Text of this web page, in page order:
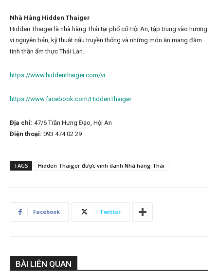
Nhà Hàng Hidden Thaiger
Hidden Thaiger là nhà hàng Thái tại phố cổ Hội An, tập trung vào hương
vị nguyên bản, kỹ thuật nấu truyền thống và những món ăn mang đậm
tinh thần ẩm thực Thái Lan.
https://www.hiddenthaiger.com/vi
https://www.facebook.com/HiddenThaiger
Địa chỉ: 47/6 Trần Hưng Đạo, Hội An
Điện thoại: 093 474 02 29
TAGS Hidden Thaiger được vinh danh Nhà hàng Thái
Facebook Twitter
BÀI LIÊN QUAN